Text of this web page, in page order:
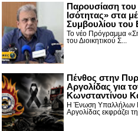
Παρουσίαση
Ισότητας» στα
Συμβουλίου του
Το νέο Πρόγραμμα
του Διοικητικού Σ...
Πένθος στην
Αργολίδας για
Κωνσταντίνου
Η Ένωση Υπαλλήλων
Αργολίδας εκφράζει τη